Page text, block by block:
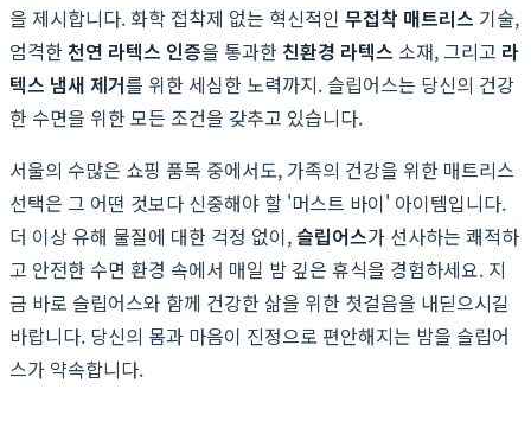
을 제시합니다. 화학 접착제 없는 혁신적인 무접착 매트리스 기술,
엄격한천연 라텍스 인증을 통과한 친환경 라텍스 소재, 그리고 라
텍스 냄새 제거를 위한 세심한 노력까지. 슬립어스는 당신의 건강
한 수면을 위한 모든 조건을 갖추고 있습니다.
서울의 수많은 쇼핑 품목 중에서도, 가족의 건강을 위한 매트리스
선택은 그 어떤 것보다 신중해야 할 '머스트 바이' 아이템입니다.
더 이상 유해 물질에 대한 걱정 없이,슬립어스가 선사하는 쾌적하
고 안전한 수면 환경 속에서 매일 밤 깊은 휴식을 경험하세요. 지
금 바로 슬립어스와 함께 건강한 삶을 위한 첫걸음을 내딛으시길
바랍니다. 당신의 몸과 마음이 진정으로 편안해지는 밤을 슬립어
스가 약속합니다.